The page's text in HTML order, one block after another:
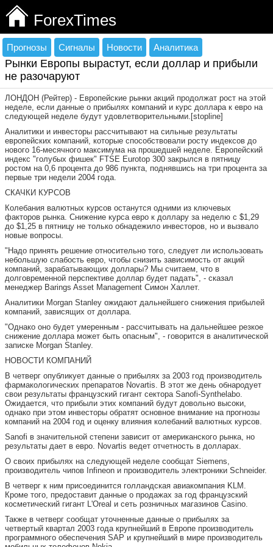
ForexTimes
Прогнозы Сигналы Новости Аналитика
Рынки Европы вырастут, если доллар и прибыли
не разочаруют
ЛОНДОН (Рейтер) - Европейские рынки акций продолжат рост на этой
неделе, если данные о прибылях компаний и курс доллара к евро на
следующей неделе будут удовлетворительными.[stopline]
Аналитики и инвесторы рассчитывают на сильные результаты
европейских компаний, которые способствовали росту индексов до
нового 16-месячного максимума на прошедшей неделе. Европейский
индекс "голубых фишек" FTSE Eurotop 300 закрылся в пятницу
ростом на 0,6 процента до 986 пункта, поднявшись на три процента за
первые три недели 2004 года.
СКАЧКИ КУРСОВ
Колебания валютных курсов останутся одними из ключевых
факторов рынка. Снижение курса евро к доллару за неделю с $1,29
до $1,25 в пятницу не только обнадежило инвесторов, но и вызвало
новые вопросы.
"Надо принять решение относительно того, следует ли использовать
небольшую слабость евро, чтобы снизить зависимость от акций
компаний, зарабатывающих доллары? Мы считаем, что в
долговременной перспективе доллар будет падать", - сказал
менеджер Barings Asset Management Симон Халлет.
Аналитики Morgan Stanley ожидают дальнейшего снижения прибылей
компаний, зависящих от доллара.
"Однако оно будет умеренным - рассчитывать на дальнейшее резкое
снижение доллара может быть опасным", - говорится в аналитической
записке Morgan Stanley.
НОВОСТИ КОМПАНИЙ
В четверг опубликует данные о прибылях за 2003 год производитель
фармакологических препаратов Novartis. В этот же день обнародует
свои результаты французский гигант сектора Sanofi-Synthelabo.
Ожидается, что прибыли этих компаний будут довольно высоки,
однако при этом инвесторы обратят основное внимание на прогнозы
компаний на 2004 год и оценку влияния колебаний валютных курсов.
Sanofi в значительной степени зависит от американского рынка, но
результаты дает в евро. Novartis ведет отчетность в долларах.
О своих прибылях на следующей неделе сообщат Siemens,
производитель чипов Infineon и производитель электроники Schneider.
В четверг к ним присоединится голландская авиакомпания KLM.
Кроме того, предоставит данные о продажах за год французский
косметический гигант L'Oreal и сеть розничных магазинов Casino.
Также в четверг сообщат уточненные данные о прибылях за
четвертый квартал 2003 года крупнейший в Европе производитель
программного обеспечения SAP и крупнейший в мире производитель